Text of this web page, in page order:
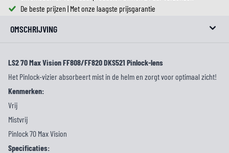
De beste prijzen | Met onze laagste prijsgarantie
OMSCHRIJVING
LS2 70 Max Vision FF808/FF820 DKS521 Pinlock-lens
Het Pinlock-vizier absorbeert mist in de helm en zorgt voor optimaal zicht!
Kenmerken:
Vrij
Mistvrij
Pinlock 70 Max Vision
Specificaties: